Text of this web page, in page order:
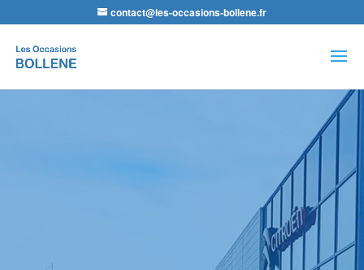
contact@les-occasions-bollene.fr
de
produits
Agence LDA Citroën -Les